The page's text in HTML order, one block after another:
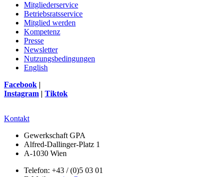
Mitgliederservice
Betriebsratsservice
Mitglied werden
Kompetenz
Presse
Newsletter
Nutzungsbedingungen
English
Facebook |
Instagram | Tiktok
Kontakt
Gewerkschaft GPA
Alfred-Dallinger-Platz 1
A-1030 Wien
Telefon: +43 / (0)5 03 01